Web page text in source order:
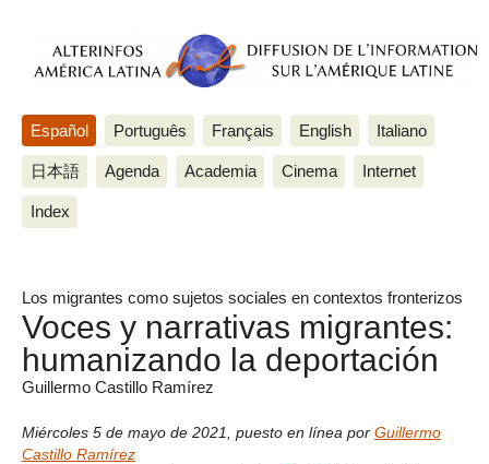
Español Português Français English Italiano
日本語 Agenda Academia Cinema Internet
Index
Los migrantes como sujetos sociales en contextos fronterizos
Voces y narrativas migrantes:
humanizando la deportación
Guillermo Castillo Ramírez
Miércoles 5 de mayo de 2021 puesto en línea por Guillermo
Castillo Ramírez